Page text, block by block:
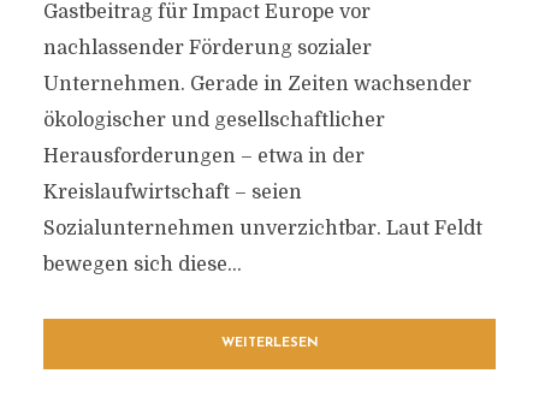
Gastbeitrag für Impact Europe vor
nachlassender Förderung sozialer
Unternehmen. Gerade in Zeiten wachsender
ökologischer und gesellschaftlicher
Herausforderungen – etwa in der
Kreislaufwirtschaft – seien
Sozialunternehmen unverzichtbar. Laut Feldt
bewegen sich diese...
WEITERLESEN